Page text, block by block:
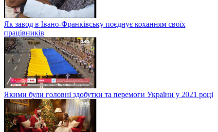
Як завод в Івано-Франківську поєднує коханням своїх
працівників
Якими були головні здобутки та перемоги України у 2021 році